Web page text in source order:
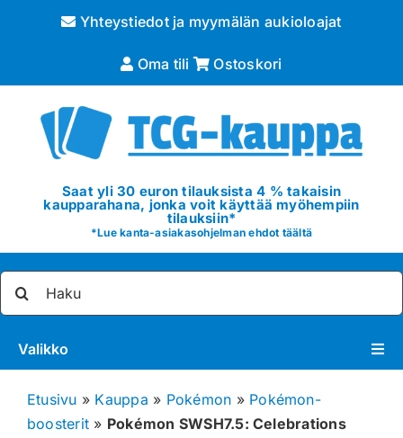
Yhteystiedot ja myymälän aukioloajat
Oma tili Ostoskori
Saat yli 30 euron tilauksista 4 % takaisin
kaupparahana, jonka voit käyttää myöhempiin
tilauksiin*
*Lue kanta-asiakasohjelman ehdot täältä
Valikko
Pokémon
Etusivu » Kauppa » Pokémon » Pokémon-
boosterit » Pokémon SWSH7.5: Celebrations